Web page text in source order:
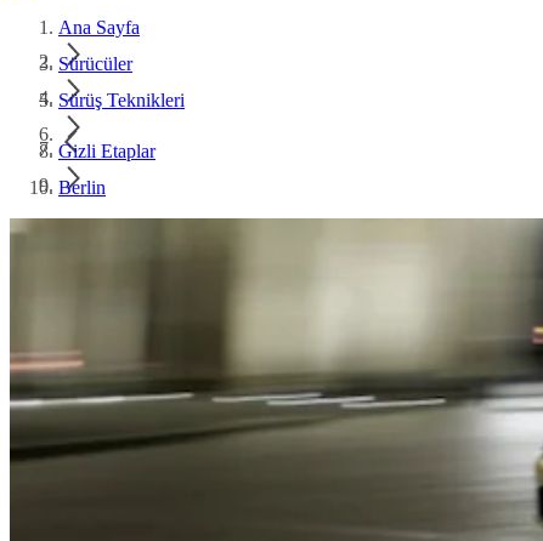
Ana Sayfa
Sürücüler
Sürüş Teknikleri
Gizli Etaplar
Berlin